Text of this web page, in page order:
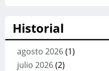
Historial
agosto 2026(1)
julio 2026(2)